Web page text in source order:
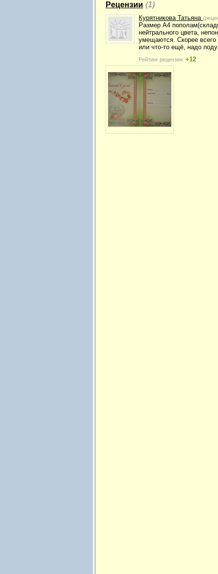
Рецензии (1)
Курятникова Татьяна
Размер А4
нейтрального цвета,
умещаются. Скорее
или что-то ещё, надо
Рейтинг рецензии: +12